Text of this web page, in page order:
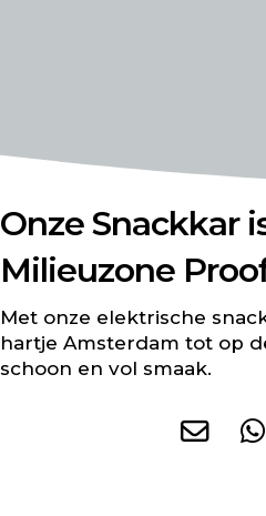
Onze Snackkar
Milieuzone
Met onze elektrische
hartje Amsterdam tot op
schoon en vol smaak.